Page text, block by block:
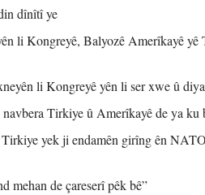
dînîtî ye
li Kongreyê, Balyozê Amerîkayê
li Kongreyê yên li ser xwe û
Tirkiye û Amerîkayê de ya
yek ji endamên girîng ên
mehan de çareserî pêk bê”